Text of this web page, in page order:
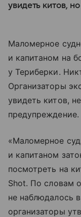
увидеть китов,
Маломерное
и капитаном на
у Териберки.
Организаторы
увидеть китов,
предупреждение.
«Маломерное
и капитаном
посмотреть на
Shot. По словам
не наблюдалось
организаторы